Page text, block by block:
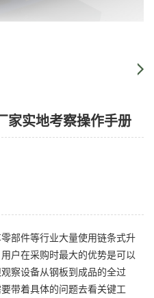
家实地考察操作手册
部件等行业大量使用链条式升
户在采购时最大的优势是可以
察设备从钢板到成品的全过
带着具体的问题去看关键工